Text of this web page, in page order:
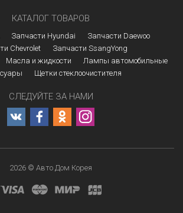
КАТАЛОГ ТОВАРОВ
Запчасти Hyundai
Запчасти Daewoo
Chevrolet
Запчасти SsangYong
Масла и жидкости
Лампы автомобильные
Щетки стеклоочистителя
СЛЕДУЙТЕ ЗА НАМИ
2026 © Авто Дом Корея